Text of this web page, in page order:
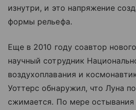
изнутри, и это напряжение
формы рельефа.
Еще в 2010 году соавтор
научный сотрудник
воздухоплавания и
Уоттерс обнаружил, что Луна
сжимается. По мере остывания